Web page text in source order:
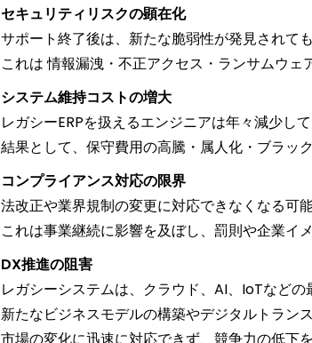
セキュリティリスクの顕在化
サポート終了後は、新たな脆弱性が発見されて
これは 情報漏洩・不正アクセス・ランサムウェ
システム維持コストの増大
レガシーERPを扱えるエンジニアは年々減少して
結果として、保守費用の高騰・属人化・ブラッ
コンプライアンス対応の限界
法改正や業界規制の変更に対応できなくなる可能
これは事業継続に影響を及ぼし、罰則や企業イ
DX推進の阻害
レガシーシステムは、クラウド、AI、IoTなどの
新たなビジネスモデルの構築やデジタルトラン